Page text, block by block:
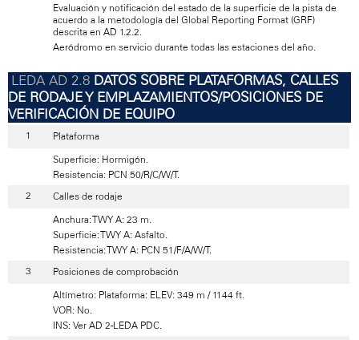
Evaluación y notificación del estado de la superficie de la pista de
acuerdo a la metodología del Global Reporting Format (GRF)
descrita en AD 1.2.2.
Aeródromo en servicio durante todas las estaciones del año.
DATOS SOBRE PLATAFORMAS, CALLES
DE RODAJE Y EMPLAZAMIENTOS/POSICIONES DE
VERIFICACIÓN DE EQUIPO
Plataforma
Superficie: Hormigón.
Resistencia: PCN 50/R/C/W/T.
Calles de rodaje
Anchura: TWY A: 23 m.
Superficie: TWY A: Asfalto.
Resistencia: TWY A: PCN 51/F/A/W/T.
Posiciones de comprobación
Altímetro: Plataforma: ELEV: 349 m / 1144 ft.
VOR: No.
INS: Ver AD 2-LEDA PDC.